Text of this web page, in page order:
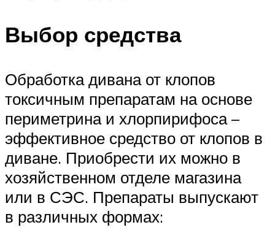
Выбор средства
Обработка дивана от клопов
токсичным препаратам на основе
периметрина и хлорпирифоса –
эффективное средство от клопов в
диване. Приобрести их можно в
хозяйственном отделе магазина
или в СЭС. Препараты выпускают
в различных формах: